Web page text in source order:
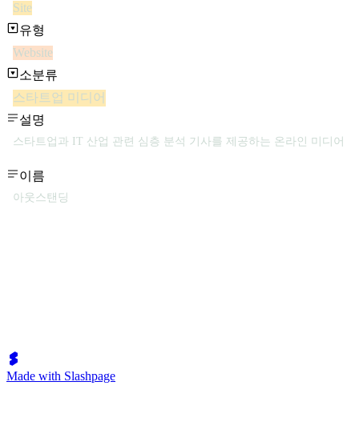
Site
유형
Website
소분류
스타트업 미디어
설명
스타트업과 IT 산업 관련 심층 분석 기사를 제공하는 온라인 미디어
이름
아웃스탠딩
Made with Slashpage